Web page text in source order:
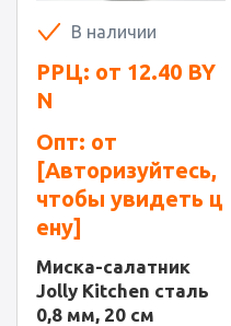
В наличии
РРЦ: от 12.40 BY
N
Опт: от
[Авторизуйтесь,
чтобы увидеть ц
ену]
Миска-салатник
Jolly Kitchen сталь
0,8 мм, 20 см